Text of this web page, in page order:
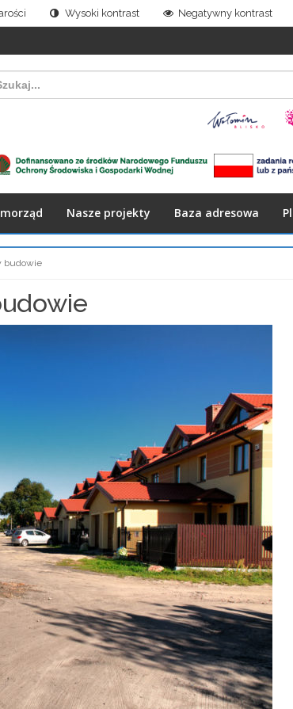
Wysoki kontrast Negatywny kontrast
Nasze projekty Baza adresowa
budowie